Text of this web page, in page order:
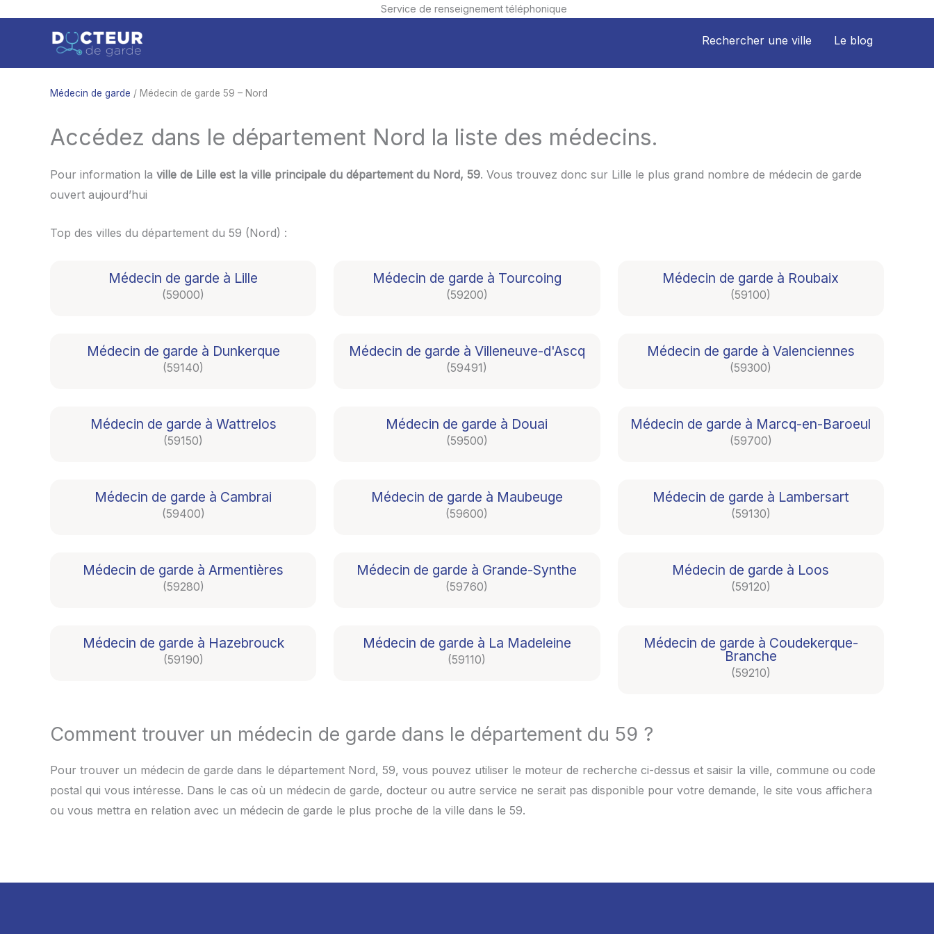
Service de renseignement téléphonique
contenu
Rechercher une ville Le blog
Médecin de garde / Médecin de garde 59 – Nord
Accédez dans le département Nord la liste des médecins.
Pour information la ville de Lille est la ville principale du département du Nord, 59. Vous trouvez donc sur Lille le plus grand nombre de médecin de garde
ouvert aujourd’hui
Top des villes du département du 59 (Nord) :
Médecin de garde à Lille
(59000)
Médecin de garde à Tourcoing
(59200)
Médecin de garde à Roubaix
(59100)
Médecin de garde à Dunkerque
(59140)
Médecin de garde à Villeneuve-d'Ascq
(59491)
Médecin de garde à Valenciennes
(59300)
Médecin de garde à Wattrelos
(59150)
Médecin de garde à Douai
(59500)
Médecin de garde à Marcq-en-Baroeul
(59700)
Médecin de garde à Cambrai
(59400)
Médecin de garde à Maubeuge
(59600)
Médecin de garde à Lambersart
(59130)
Médecin de garde à Armentières
(59280)
Médecin de garde à Grande-Synthe
(59760)
Médecin de garde à Loos
(59120)
Médecin de garde à Hazebrouck
(59190)
Médecin de garde à La Madeleine
(59110)
Médecin de garde à Coudekerque-
Branche
(59210)
Comment trouver un médecin de garde dans le département du 59 ?
Pour trouver un médecin de garde dans le département Nord, 59, vous pouvez utiliser le moteur de recherche ci-dessus et saisir la ville, commune ou code
postal qui vous intéresse. Dans le cas où un médecin de garde, docteur ou autre service ne serait pas disponible pour votre demande, le site vous affichera
ou vous mettra en relation avec un médecin de garde le plus proche de la ville dans le 59.